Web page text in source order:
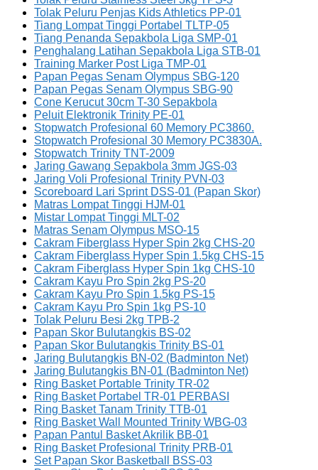
Tolak Peluru Penjas Kids Athletics PP-01
Tiang Lompat Tinggi Portabel TLTP-05
Tiang Penanda Sepakbola Liga SMP-01
Penghalang Latihan Sepakbola Liga STB-01
Training Marker Post Liga TMP-01
Papan Pegas Senam Olympus SBG-120
Papan Pegas Senam Olympus SBG-90
Cone Kerucut 30cm T-30 Sepakbola
Peluit Elektronik Trinity PE-01
Stopwatch Profesional 60 Memory PC3860.
Stopwatch Profesional 30 Memory PC3830A.
Stopwatch Trinity TNT-2009
Jaring Gawang Sepakbola 3mm JGS-03
Jaring Voli Profesional Trinity PVN-03
Scoreboard Lari Sprint DSS-01 (Papan Skor)
Matras Lompat Tinggi HJM-01
Mistar Lompat Tinggi MLT-02
Matras Senam Olympus MSO-15
Cakram Fiberglass Hyper Spin 2kg CHS-20
Cakram Fiberglass Hyper Spin 1.5kg CHS-15
Cakram Fiberglass Hyper Spin 1kg CHS-10
Cakram Kayu Pro Spin 2kg PS-20
Cakram Kayu Pro Spin 1.5kg PS-15
Cakram Kayu Pro Spin 1kg PS-10
Tolak Peluru Besi 2kg TPB-2
Papan Skor Bulutangkis BS-02
Papan Skor Bulutangkis Trinity BS-01
Jaring Bulutangkis BN-02 (Badminton Net)
Jaring Bulutangkis BN-01 (Badminton Net)
Ring Basket Portable Trinity TR-02
Ring Basket Portabel TR-01 PERBASI
Ring Basket Tanam Trinity TTB-01
Ring Basket Wall Mounted Trinity WBG-03
Papan Pantul Basket Akrilik BB-01
Ring Basket Profesional Trinity PRB-01
Set Papan Skor Basketball BSS-03